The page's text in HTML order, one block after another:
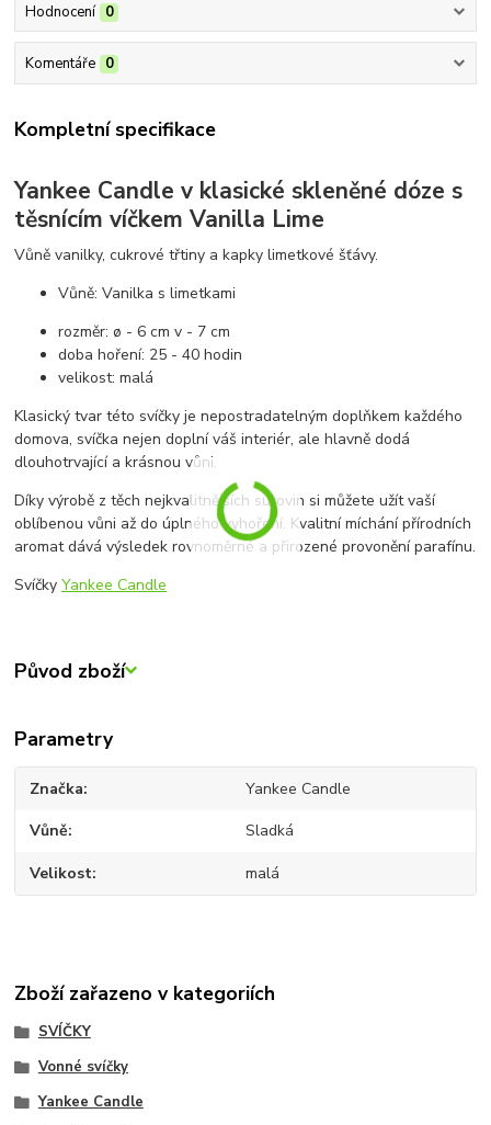
Hodnocení 0
Komentáře 0
Kompletní specifikace
Yankee Candle v klasické skleněné dóze s
těsnícím víčkem Vanilla Lime
Vůně vanilky, cukrové třtiny a kapky limetkové šťávy.
Vůně: Vanilka s limetkami
rozměr: ø - 6 cm v - 7 cm
doba hoření: 25 - 40 hodin
velikost: malá
Klasický tvar této svíčky je nepostradatelným doplňkem každého
domova, svíčka nejen doplní váš interiér, ale hlavně dodá
dlouhotrvající a krásnou vůni.
Díky výrobě z těch nejkvalitnějších surovin si můžete užít vaší
oblíbenou vůni až do úplného vyhoření. Kvalitní míchání přírodních
aromat dává výsledek rovnoměrné a přirozené provonění parafínu.
SvíčkyYankee Candle
Původ zboží
Parametry
Značka Yankee Candle
Vůně Sladká
Velikost malá
Zboží zařazeno v kategoriích
SVÍČKY
Vonné svíčky
Yankee Candle